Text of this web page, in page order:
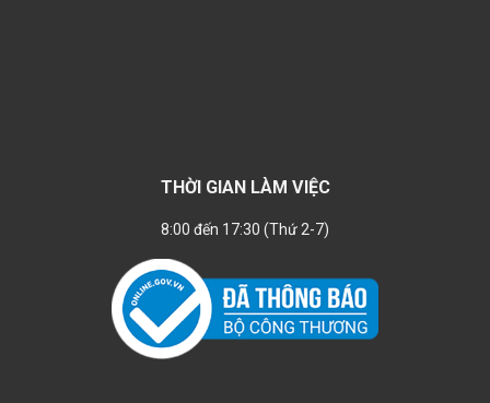
THỜI GIAN LÀM VIỆC
8:00 đến 17:30 (Thứ 2-7)